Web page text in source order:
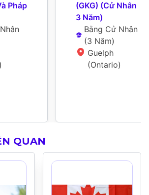
Pháp
(GKG) (Cử Nhân
3 Năm)
Bằng Cử Nhân
(3 Năm)
Guelph
(Ontario)
QUAN